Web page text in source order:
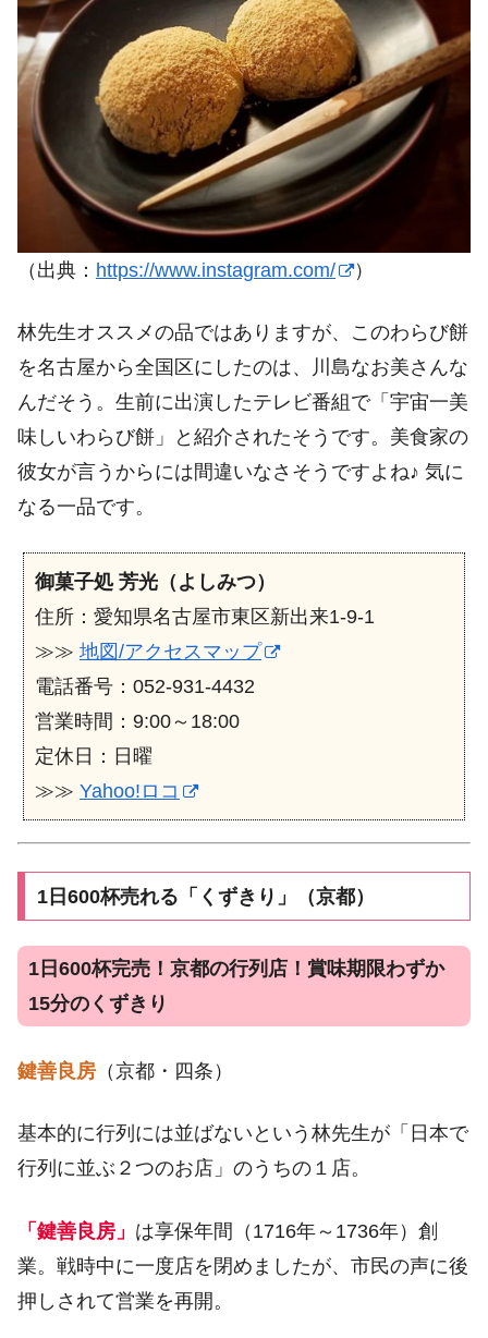
（出典： https://www.instagram.com/ ）
林先生オススメの品ではありますが、このわらび餅
を名古屋から全国区にしたのは、川島なお美さんな
んだそう。生前に出演したテレビ番組で「宇宙一美
味しいわらび餅」と紹介されたそうです。美食家の
彼女が言うからには間違いなさそうですよね♪ 気に
なる一品です。
御菓子処 芳光（よしみつ）
住所：愛知県名古屋市東区新出来1-9-1
≫≫ 地図/アクセスマップ
電話番号：052-931-4432
営業時間：9:00～18:00
定休日：日曜
≫≫ Yahoo!ロコ
1日600杯売れる「くずきり」（京都）
1日600杯完売！京都の行列店！賞味期限わずか
15分のくずきり
鍵善良房 （京都・四条）
基本的に行列には並ばないという林先生が「日本で
行列に並ぶ２つのお店」のうちの１店。
「鍵善良房」 は享保年間（1716年～1736年）創
業。戦時中に一度店を閉めましたが、市民の声に後
押しされて営業を再開。